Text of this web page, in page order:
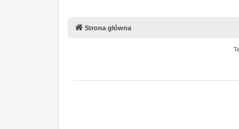
Strona główna